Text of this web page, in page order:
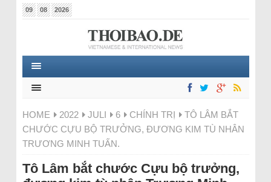
09 08 2026
HOME 2022 JULI 6 CHÍNH TRỊ
TÔ LÂM BẮT
CHƯỚC CỰU BỘ TRƯỞNG, ĐƯƠNG KIM TÙ NHÂN
TRƯƠNG MINH TUẤN.
Tô Lâm bắt chước Cựu bộ trưởng,